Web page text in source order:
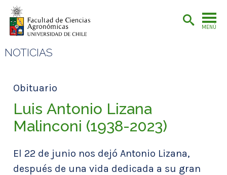
MENÚ
NOTICIAS
Obituario
Luis Antonio Lizana
Malinconi (1938-2023)
El 22 de junio nos dejó Antonio Lizana,
después de una vida dedicada a su gran